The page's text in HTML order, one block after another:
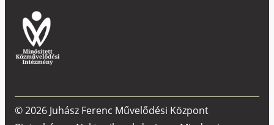
© 2026 Juhász Ferenc Művelődési Központ